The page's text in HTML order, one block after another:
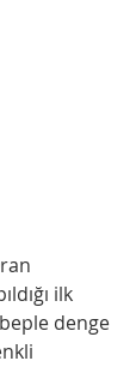
ilk
denge